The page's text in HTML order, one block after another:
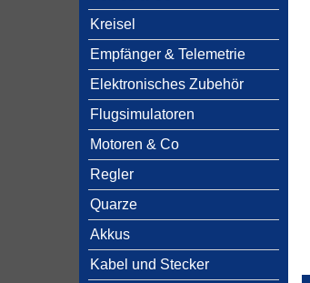
Kreisel
Empfänger & Telemetrie
Elektronisches Zubehör
Flugsimulatoren
Motoren & Co
Regler
Quarze
Akkus
Kabel und Stecker